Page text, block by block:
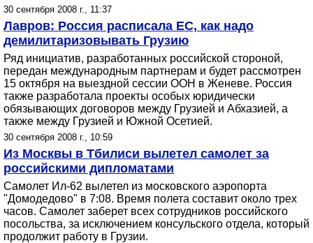
30 сентября 2008 г., 11:37
Лавров: Россия расписала ЕС, как надо
демилитаризовывать Грузию
Ряд инициатив, разработанных российской стороной,
передан международным партнерам и будет рассмотрен
15 октября на выездной сессии ООН в Женеве. Россия
также разработала проекты особых юридически
обязывающих договоров между Грузией и Абхазией, а
также между Грузией и Южной Осетией.
30 сентября 2008 г., 10:59
Из Москвы в Тбилиси вылетел самолет за
российскими дипломатами
Самолет Ил-62 вылетел из московского аэропорта
"Домодедово" в 7:08. Время полета составит около трех
часов. Самолет заберет всех сотрудников российского
посольства, за исключением консульского отдела, который
продолжит работу в Грузии.